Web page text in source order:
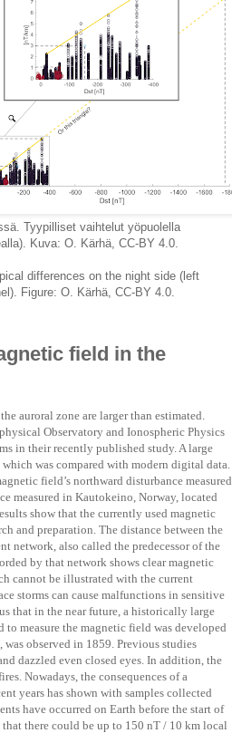
Tyypilliset vaihtelut yöpuolella
Kuva: O. Kärhä, CC-BY 4.0.
differences on the night side (left
Figure: O. Kärhä, CC-BY 4.0.
field in the
auroral zone are larger than estimated.
Observatory and Ionospheric Physics
in their recently published study. A large
was compared with modern digital data.
field’s northward disturbance measured
measured in Kautokeino, Norway, located
show that the currently used magnetic
and preparation. The distance between the
network, also called the predecessor of the
by that network shows clear magnetic
cannot be illustrated with the current
storms can cause malfunctions in sensitive
that in the near future, a historically large
to measure the magnetic field was developed
observed in 1859. Previous studies
dazzled even closed eyes. In addition, the
Nowadays, the consequences of a
years has shown with samples collected
have occurred on Earth before the start of
there could be up to 150 nT / 10 km local